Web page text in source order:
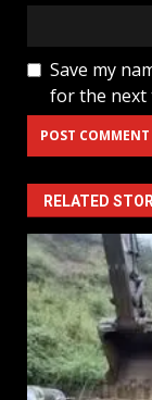
Save my
for the next
RELATED